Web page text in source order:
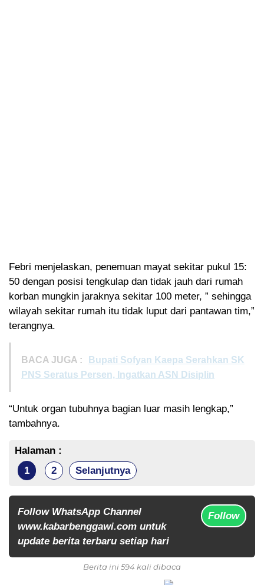
Febri menjelaskan, penemuan mayat sekitar pukul 15:
50 dengan posisi tengkulap dan tidak jauh dari rumah
korban mungkin jaraknya sekitar 100 meter, ” sehingga
wilayah sekitar rumah itu tidak luput dari pantawan tim,”
terangnya.
BACA JUGA :
Bupati Sofyan Kaepa Serahkan SK
PNS Seratus Persen, Ingatkan ASN Disiplin
“Untuk organ tubuhnya bagian luar masih lengkap,”
tambahnya.
Halaman :
1
2 Selanjutnya
Follow WhatsApp Channel
www.kabarbenggawi.com untuk
update berita terbaru setiap hari
Follow
Berita ini 594 kali dibaca